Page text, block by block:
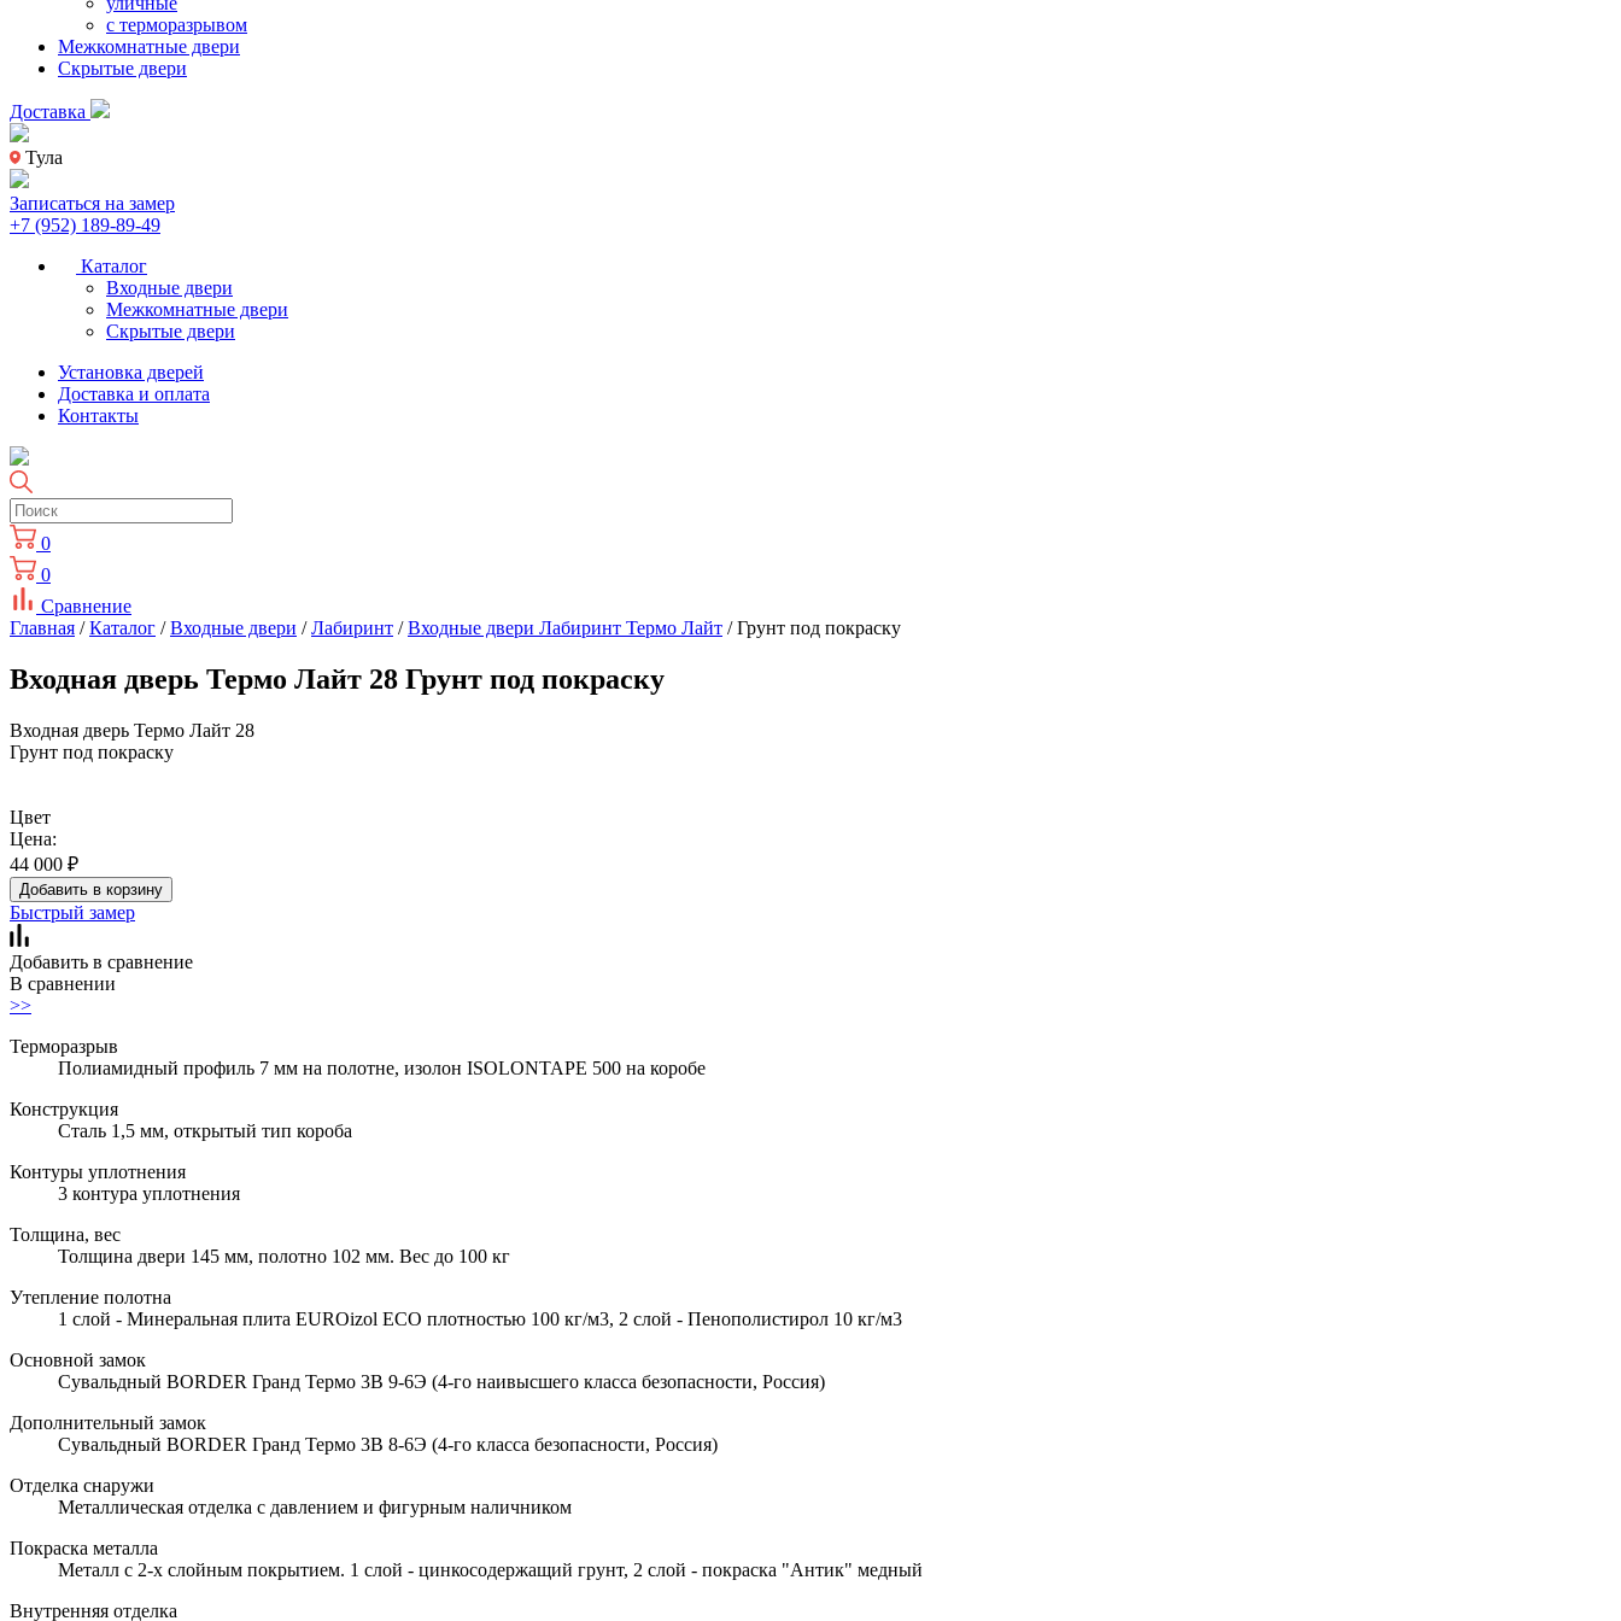
с терморазрывом
Межкомнатные двери
Скрытые двери
Доставка
Тула
Записаться на замер
+7 (952) 189-89-49
Каталог
Входные двери
Межкомнатные двери
Скрытые двери
Установка дверей
Доставка и оплата
Контакты
0
0
Сравнение
Главная /Каталог /Входные двери /Лабиринт /Входные двери Лабиринт Термо Лайт / Грунт под покраску
Входная дверь Термо Лайт 28 Грунт под покраску
Входная дверь Термо Лайт 28
Грунт под покраску
Цвет
Цена:
44 000 ₽
Добавить в корзину
Быстрый замер
Добавить в сравнение
В сравнении
>>
Терморазрыв
Полиамидный профиль 7 мм на полотне, изолон ISOLONTAPE 500 на коробе
Конструкция
Сталь 1,5 мм, открытый тип короба
Контуры уплотнения
3 контура уплотнения
Толщина, вес
Толщина двери 145 мм, полотно 102 мм. Вес до 100 кг
Утепление полотна
1 слой - Минеральная плита EUROizol ECO плотностью 100 кг/м3, 2 слой - Пенополистирол 10 кг/м3
Основной замок
Сувальдный BORDER Гранд Термо 3В 9-6Э (4-го наивысшего класса безопасности, Россия)
Дополнительный замок
Сувальдный BORDER Гранд Термо 3В 8-6Э (4-го класса безопасности, Россия)
Отделка снаружи
Металлическая отделка с давлением и фигурным наличником
Покраска металла
Металл с 2-х слойным покрытием. 1 слой - цинкосодержащий грунт, 2 слой - покраска "Антик" медный
Внутренняя отделка